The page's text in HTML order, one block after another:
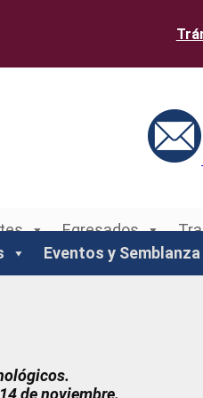
Egresados
Eventos y Semblanza
de noviembre.